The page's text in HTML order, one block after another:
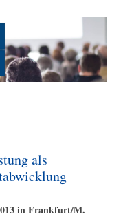
Vereinigung
e. V.
als
in Frankfurt/M.